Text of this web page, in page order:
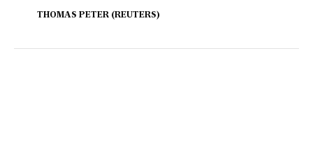
THOMAS PETER (REUTERS)